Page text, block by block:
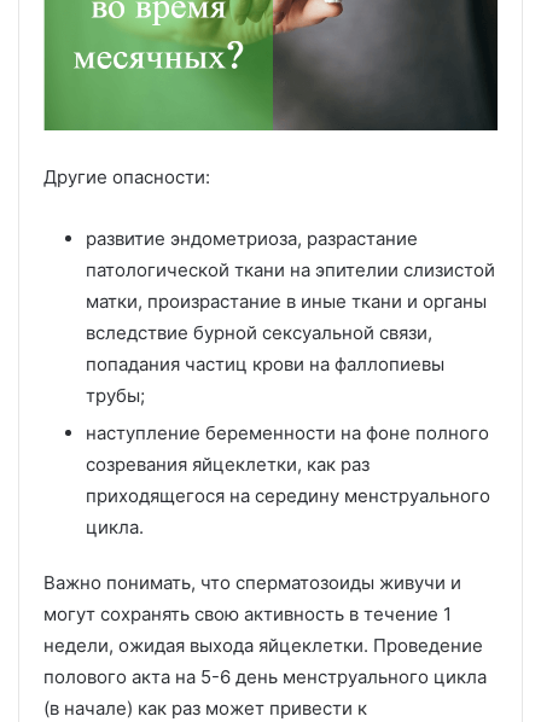
Другие опасности:
развитие эндометриоза, разрастание
патологической ткани на эпителии слизистой
матки, произрастание в иные ткани и органы
вследствие бурной сексуальной связи,
попадания частиц крови на фаллопиевы
трубы;
наступление беременности на фоне полного
созревания яйцеклетки, как раз
приходящегося на середину менструального
цикла.
Важно понимать, что сперматозоиды живучи и
могут сохранять свою активность в течение 1
недели, ожидая выхода яйцеклетки. Проведение
полового акта на 5-6 день менструального цикла
(в начале) как раз может привести к